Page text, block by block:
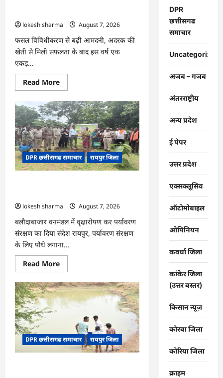
lokesh sharma
August 7, 2026
फसल विविधीकरण से बढ़ी आमदनी, अदरक की
खेती से मिली सफलता के बाद इस वर्ष एक
एकड़...
Read MoreRead
more
CG
:
धान
के
साथ
अदरक
की
खेती
ने
बदली
किसान
से
लाखों
का
मुनाफा
DPR छत्तीसगढ समाचार रायपुर जिला
lokesh sharma
August 7, 2026
बलौदाबाजार वनमंडल में वृक्षारोपण कर पर्यावरण
संरक्षण का दिया संदेश रायपुर, पर्यावरण संरक्षण
के लिए पौधे लगाना...
Read MoreRead
more
CG
:
वन
महोत्सव
माँ
के
नाम’
अभियान
DPR छत्तीसगढ समाचार रायपुर जिला
DPR
छत्तीसगढ
समाचार
Uncategorized
अजब – गजब
अंतरराष्ट्रीय
अन्य प्रदेश
ई पेपर
उत्तर प्रदेश
एक्सक्लूसिव
ऑटोमोबाइल
ओपिनियन
कवर्धा जिला
कांकेर जिला
(उत्तर बस्तर)
किसान न्यूज़
कोरबा जिला
कोरिया जिला
क्राइम